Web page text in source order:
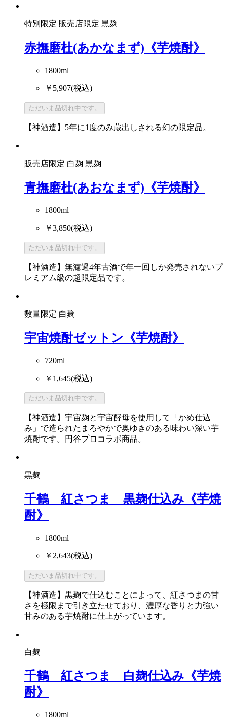
特別限定 販売店限定 黒麹
赤撫磨杜(あかなまず)《芋焼酎》
1800ml
￥5,907(税込)
ただいま品切れ中です。
【神酒造】5年に1度のみ蔵出しされる幻の限定品。
販売店限定 白麹 黒麹
青撫磨杜(あおなまず)《芋焼酎》
1800ml
￥3,850(税込)
ただいま品切れ中です。
【神酒造】無濾過4年古酒で年一回しか発売されないプ
レミアム級の超限定品です。
数量限定 白麹
宇宙焼酎ゼットン《芋焼酎》
720ml
￥1,645(税込)
ただいま品切れ中です。
【神酒造】宇宙麹と宇宙酵母を使用して「かめ仕込
み」で造られたまろやかで奥ゆきのある味わい深い芋
焼酎です。円谷プロコラボ商品。
黒麹
千鶴 紅さつま 黒麹仕込み《芋焼
酎》
1800ml
￥2,643(税込)
ただいま品切れ中です。
【神酒造】黒麹で仕込むことによって、紅さつまの甘
さを極限まで引き立たせており、濃厚な香りと力強い
甘みのある芋焼酎に仕上がっています。
白麹
千鶴 紅さつま 白麹仕込み《芋焼
酎》
1800ml